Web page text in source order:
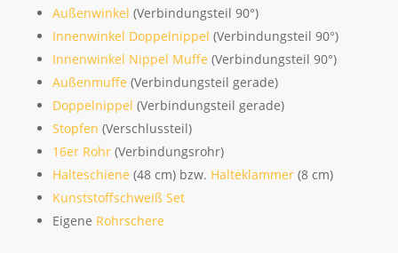
Außenwinkel (Verbindungsteil 90°)
Innenwinkel Doppelnippel (Verbindungsteil 90°)
Innenwinkel Nippel Muffe (Verbindungsteil 90°)
Außenmuffe (Verbindungsteil gerade)
Doppelnippel (Verbindungsteil gerade)
Stopfen (Verschlussteil)
16er Rohr(Verbindungsrohr)
Halteschiene (48 cm) bzw. Halteklammer(8 cm)
Kunststoffschweiß Set
Eigene Rohrschere